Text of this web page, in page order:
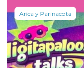
Arica y Parinacota